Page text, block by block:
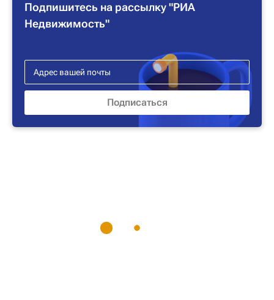
Подпишитесь на рассылку "РИА
Недвижимость"